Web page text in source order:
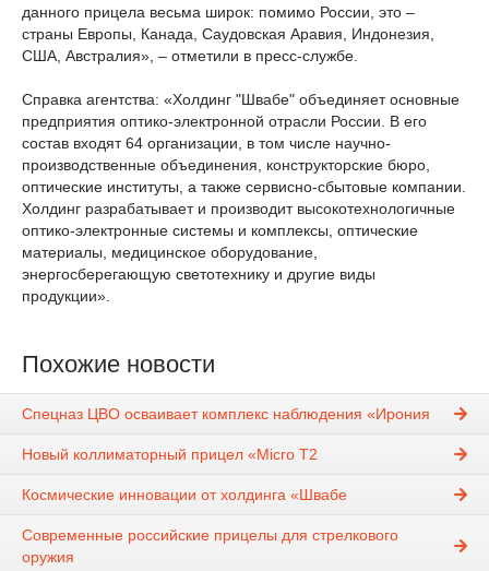
данного прицела весьма широк: помимо России, это –
страны Европы, Канада, Саудовская Аравия, Индонезия,
США, Австралия», – отметили в пресс-службе.
Справка агентства: «Холдинг "Швабе" объединяет основные
предприятия оптико-электронной отрасли России. В его
состав входят 64 организации, в том числе научно-
производственные объединения, конструкторские бюро,
оптические институты, а также сервисно-сбытовые компании.
Холдинг разрабатывает и производит высокотехнологичные
оптико-электронные системы и комплексы, оптические
материалы, медицинское оборудование,
энергосберегающую светотехнику и другие виды
продукции».
Похожие новости
Спецназ ЦВО осваивает комплекс наблюдения «Ирония
Новый коллиматорный прицел «Micro T2
Космические инновации от холдинга «Швабе
Современные российские прицелы для стрелкового
оружия